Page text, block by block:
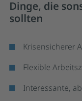
Dinge, die
sollten
Krisensicherer
Flexible
Interessante,